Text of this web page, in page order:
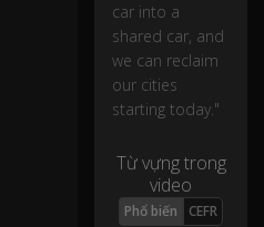
ta
ti
n;
a
b
o
car into a
shared car, and
we can reclaim
our cities
starting today."
Từ vựng trong
video
Phổ biến CEFR